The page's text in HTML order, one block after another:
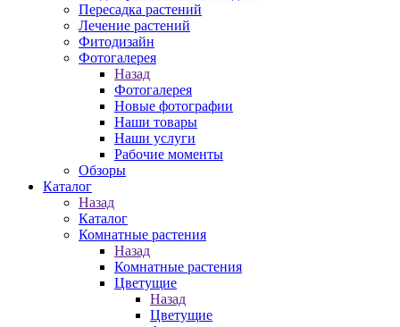
Пересадка растений
Лечение растений
Фитодизайн
Фотогалерея
Назад
Фотогалерея
Новые фотографии
Наши товары
Наши услуги
Рабочие моменты
Обзоры
Каталог
Назад
Каталог
Комнатные растения
Назад
Комнатные растения
Цветущие
Назад
Цветущие